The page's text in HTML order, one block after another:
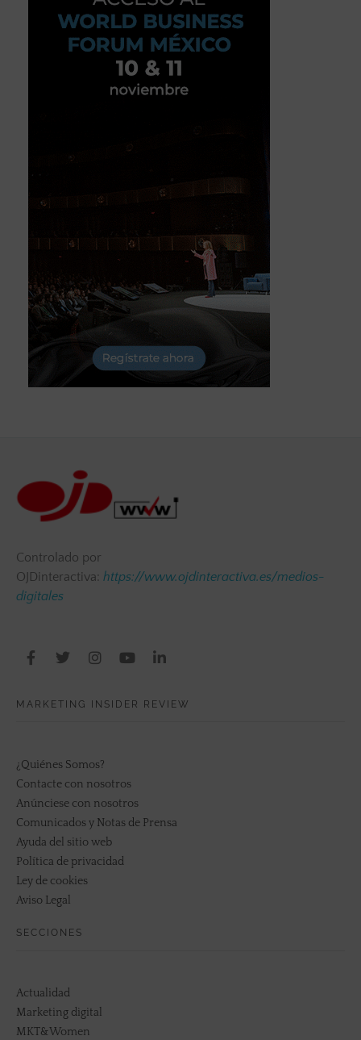
Controlado por
OJDinteractiva: https://www.ojdinteractiva.es/medios-
digitales
MARKETING INSIDER REVIEW
¿Quiénes Somos?
Contacte con nosotros
Anúnciese con nosotros
Comunicados y Notas de Prensa
Ayuda del sitio web
Política de privacidad
Ley de cookies
Aviso Legal
SECCIONES
Actualidad
Marketing digital
MKT&Women